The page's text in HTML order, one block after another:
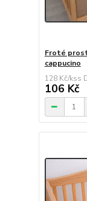
Froté
cappucino
128 Kč/ks
106 Kč